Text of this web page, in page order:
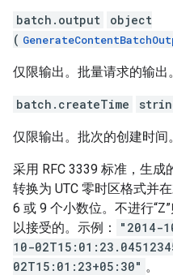
batch.output
object
(
仅限输出。批量请求的输出。
batch.createTime
仅限输出。批次的创建时间。
采用 RFC 3339 标准，生成
转换为 UTC 零时区格式并
6 或 9 个小数位。不进行
以接受的。示例：
"2014-
10-
02T15:01:23+05:30" 。